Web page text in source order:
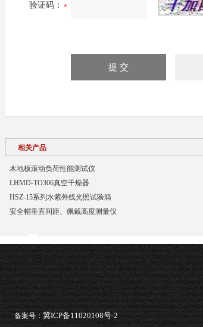
验证码：
相关产品
木地板滚动负荷性能测试仪
LHMD-TO306真空干燥器
HSZ-15系列水紫外线光照试验箱
安全帽垂直间距、佩戴高度测量仪
备案号：冀ICP备11020108号-2